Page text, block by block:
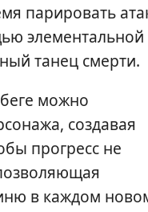
парировать
элементальной
танец смерти.
можно
создавая
прогресс не
в каждом